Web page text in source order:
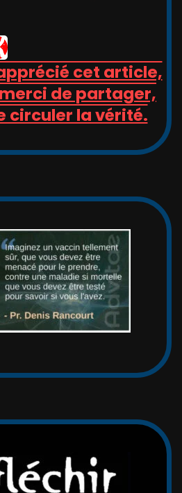
cet article,
de partager,
circuler la vérité.